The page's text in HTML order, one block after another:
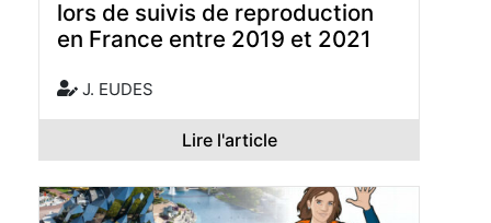
lors de suivis de reproduction
en France entre 2019 et 2021
J. EUDES
Lire l'article